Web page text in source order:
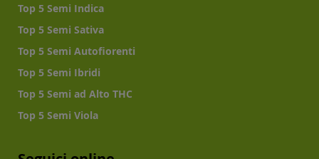
Top 5 Semi Indica
Top 5 Semi Sativa
Top 5 Semi Autofiorenti
Top 5 Semi Ibridi
Top 5 Semi ad Alto THC
Top 5 Semi Viola